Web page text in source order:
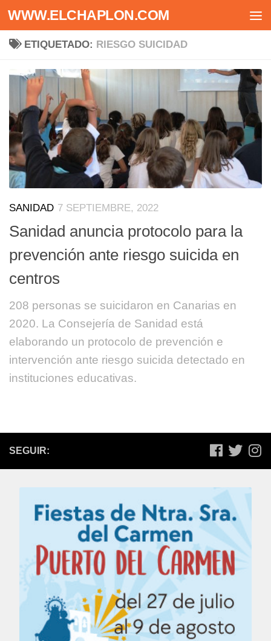
Saltar al contenido
WWW.ELCHAPLON.COM
ETIQUETADO: RIESGO SUICIDAD
SANIDAD 7 SEPTIEMBRE, 2022
Sanidad anuncia protocolo para la
prevención ante riesgo suicida en
centros
208 personas se suicidaron en Canarias en
2020. La Consejería de Sanidad está
elaborando un protocolo de prevención e
intervención ante riesgo suicida detectado en
instituciones educativas.
SEGUIR: